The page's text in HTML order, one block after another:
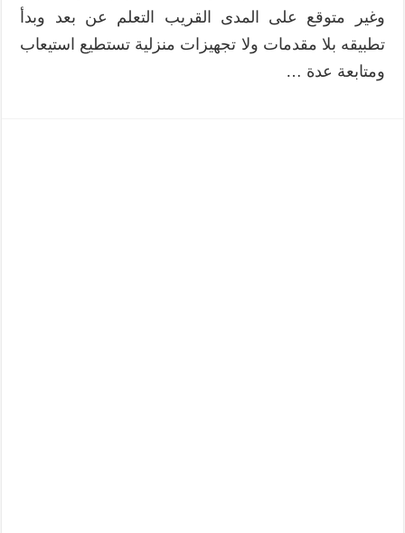
وغير متوقع على المدى القريب التعلم عن بعد وبدأ
تطبيقه بلا مقدمات ولا تجهيزات منزلية تستطيع استيعاب
ومتابعة عدة …